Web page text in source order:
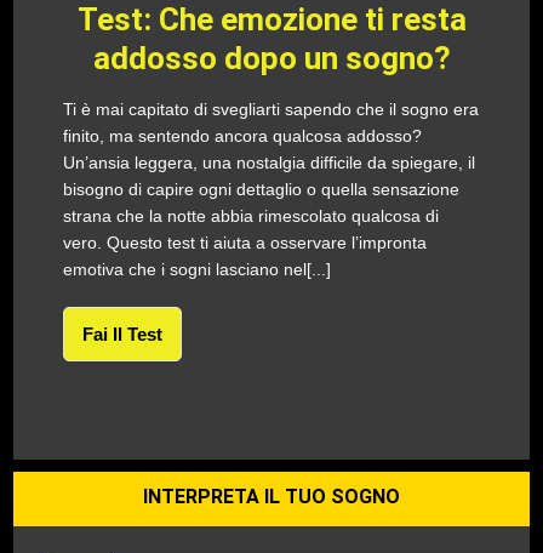
Test: Che emozione ti resta
addosso dopo un sogno?
Ti è mai capitato di svegliarti sapendo che il sogno era
finito, ma sentendo ancora qualcosa addosso?
Un’ansia leggera, una nostalgia difficile da spiegare, il
bisogno di capire ogni dettaglio o quella sensazione
strana che la notte abbia rimescolato qualcosa di
vero. Questo test ti aiuta a osservare l’impronta
emotiva che i sogni lasciano nel[...]
Fai Il Test
INTERPRETA IL TUO SOGNO